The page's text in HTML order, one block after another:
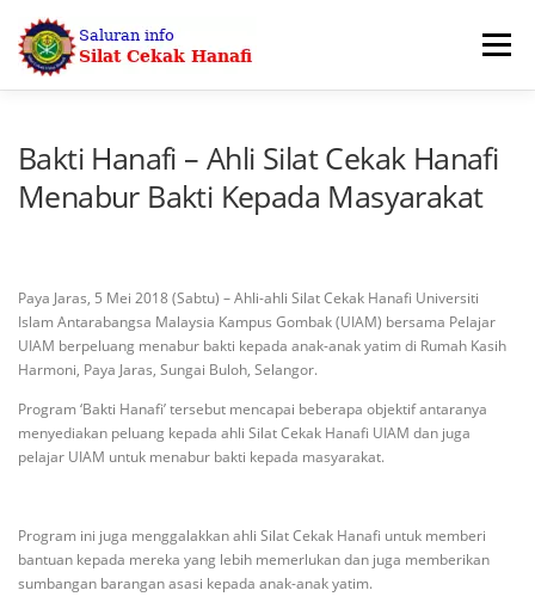
content
Menu
HUBUNGI KAMI KEDAI
Bakti Hanafi – Ahli Silat Cekak Hanafi
Menabur Bakti Kepada Masyarakat
Paya Jaras, 5 Mei 2018 (Sabtu) – Ahli-ahli Silat Cekak Hanafi Universiti
Islam Antarabangsa Malaysia Kampus Gombak (UIAM) bersama Pelajar
UIAM berpeluang menabur bakti kepada anak-anak yatim di Rumah Kasih
Harmoni, Paya Jaras, Sungai Buloh, Selangor.
Program ‘Bakti Hanafi’ tersebut mencapai beberapa objektif antaranya
menyediakan peluang kepada ahli Silat Cekak Hanafi UIAM dan juga
pelajar UIAM untuk menabur bakti kepada masyarakat.
Program ini juga menggalakkan ahli Silat Cekak Hanafi untuk memberi
bantuan kepada mereka yang lebih memerlukan dan juga memberikan
sumbangan barangan asasi kepada anak-anak yatim.